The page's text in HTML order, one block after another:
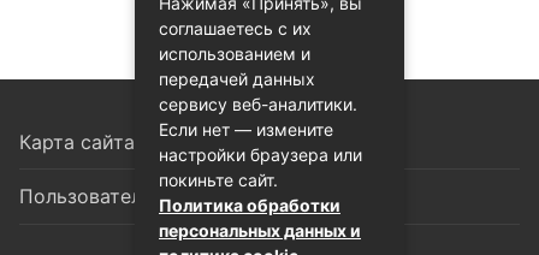
Карта сайта
Пользовательское соглашение
соглашаетесь с их
использованием и
передачей данных
сервису веб-аналитики.
Если нет — измените
настройки браузера или
покиньте сайт.
Политика обработки
персональных данных и